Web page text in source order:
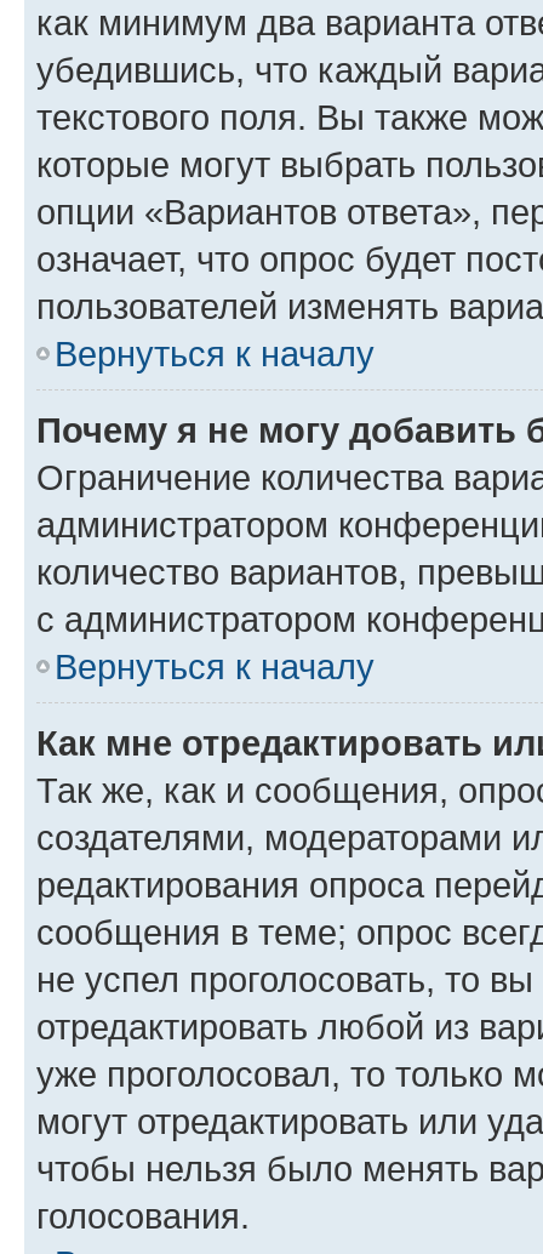
как минимум два варианта
убедившись, что каждый
текстового поля. Вы также
которые могут выбрать
опции «Вариантов ответа»,
означает, что опрос будет
пользователей изменять
Вернуться к началу
Почему я не могу добавить
Ограничение количества
администратором
количество вариантов,
с администратором
Вернуться к началу
Как мне отредактировать
Так же, как и сообщения,
создателями, модераторами
редактирования опроса
сообщения в теме; опрос
не успел проголосовать, то
отредактировать любой из
уже проголосовал, то только
могут отредактировать или
чтобы нельзя было менять
голосования.